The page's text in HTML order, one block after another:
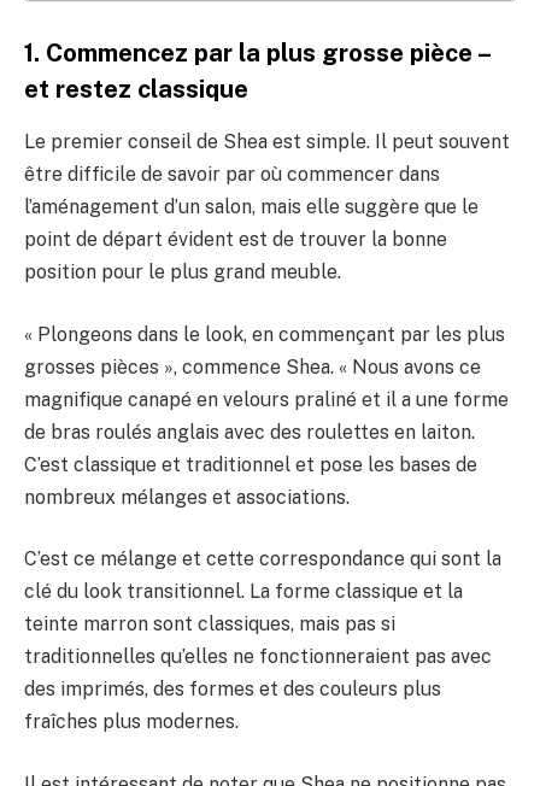
1. Commencez par la plus grosse pièce –
et restez classique
Le premier conseil de Shea est simple. Il peut souvent
être difficile de savoir par où commencer dans
l’aménagement d’un salon, mais elle suggère que le
point de départ évident est de trouver la bonne
position pour le plus grand meuble.
« Plongeons dans le look, en commençant par les plus
grosses pièces », commence Shea. « Nous avons ce
magnifique canapé en velours praliné et il a une forme
de bras roulés anglais avec des roulettes en laiton.
C’est classique et traditionnel et pose les bases de
nombreux mélanges et associations.
C’est ce mélange et cette correspondance qui sont la
clé du look transitionnel. La forme classique et la
teinte marron sont classiques, mais pas si
traditionnelles qu’elles ne fonctionneraient pas avec
des imprimés, des formes et des couleurs plus
fraîches plus modernes.